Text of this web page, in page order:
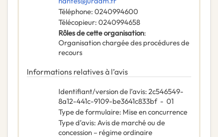
Téléphone: 0240994600
Télécopieur: 0240994658
Rôles de cette organisation:
Organisation chargée des procédures de
recours
Informations relatives à l’avis
Identifiant/version de l’avis: 2c546549-
8a12-441c-9109-be3641c833bf- 01
Type de formulaire: Mise en concurrence
Type d’avis: Avis de marché ou de
concession – régime ordinaire